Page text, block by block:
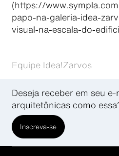
(https://
papo-na-galeria-idea-
visual-na-escala-do-
Equipe Idea!Zarvos
Deseja receber em seu e-
arquitetônicas como
Inscreva-se